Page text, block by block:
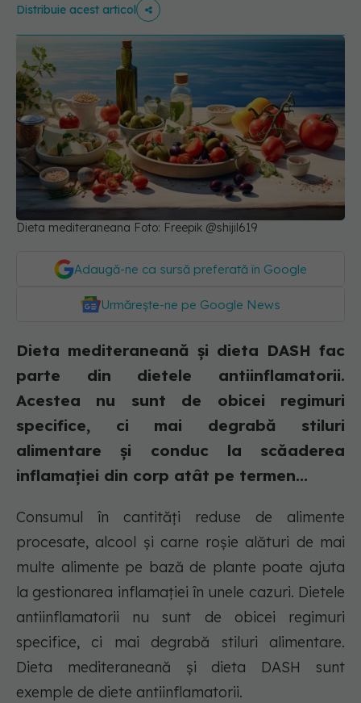
Distribuie acest articol
Dieta mediteraneana Foto: Freepik @shijil619
Adaugă-ne ca sursă preferată în Google
Urmărește-ne pe Google News
Dieta mediteraneană și dieta DASH fac
parte din dietele antiinflamatorii.
Acestea nu sunt de obicei regimuri
specifice, ci mai degrabă stiluri
alimentare și conduc la scăaderea
inflamației din corp atât pe termen...
Consumul în cantități reduse de alimente
procesate, alcool și carne roșie alături de mai
multe alimente pe bază de plante poate ajuta
la gestionarea inflamației în unele cazuri. Dietele
antiinflamatorii nu sunt de obicei regimuri
specifice, ci mai degrabă stiluri alimentare.
Dieta mediteraneană și dieta DASH sunt
exemple de diete antiinflamatorii.